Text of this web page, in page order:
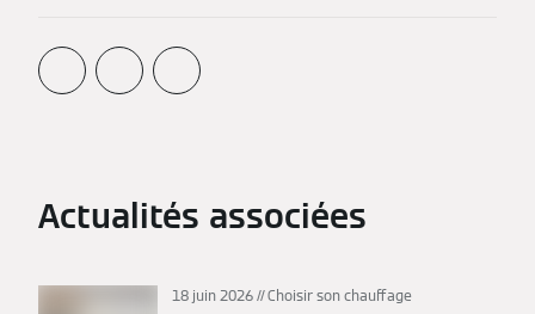
Actualités associées
18 juin 2026 Choisir son chauffage